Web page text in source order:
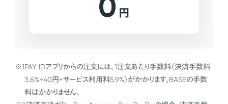
円
※1PAY IDアプリからの注文には、1注文あたり手数料（決済手数料
3.6%+40円+サービス利用料5.9%）がかかります。BASEの手数
料はかかりません。